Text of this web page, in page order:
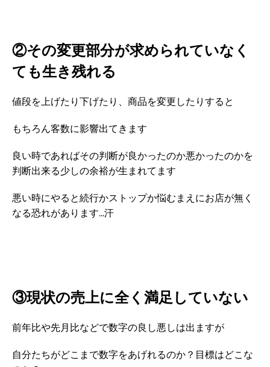
②その変更部分が求められていなく
ても生き残れる
値段を上げたり下げたり、商品を変更したりすると
もちろん客数に影響出てきます
良い時であればその判断が良かったのか悪かったのかを
判断出来る少しの余裕が生まれてます
悪い時にやると続行かストップか悩むまえにお店が無く
なる恐れがあります...汗
③現状の売上に全く満足していない
前年比や先月比などで数字の良し悪しは出ますが
自分たちがどこまで数字をあげれるのか？目標はどこな